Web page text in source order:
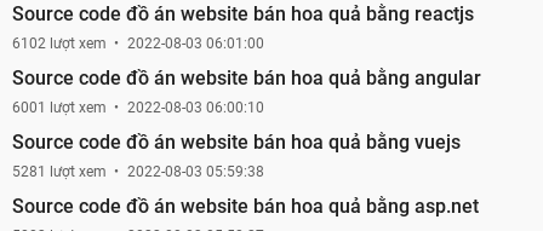
Source code đồ án website bán hoa quả bằng reactjs
6102 lượt xem 2022-08-03 06:01:00
Source code đồ án website bán hoa quả bằng angular
6001 lượt xem 2022-08-03 06:00:10
Source code đồ án website bán hoa quả bằng vuejs
5281 lượt xem 2022-08-03 05:59:38
Source code đồ án website bán hoa quả bằng asp.net